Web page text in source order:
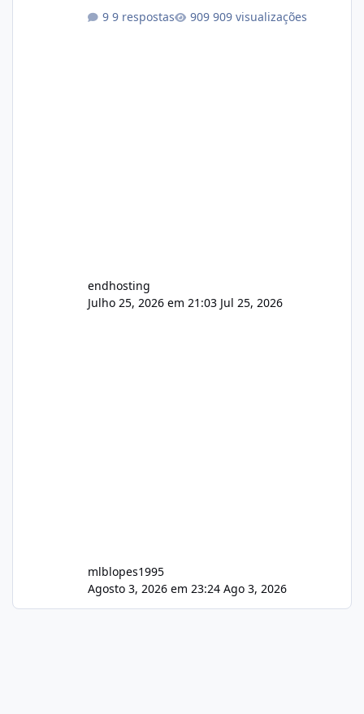
9 respostas
909 visualizações
endhosting
Julho 25, 2026 em 21:03 Jul 25, 2026
mlblopes1995
Agosto 3, 2026 em 23:24 Ago 3, 2026